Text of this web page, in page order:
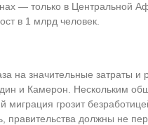
— только в Центральной
в 1 млрд человек.
на значительные затраты и
и Камерон. Нескольким
грозит
правительства должны не